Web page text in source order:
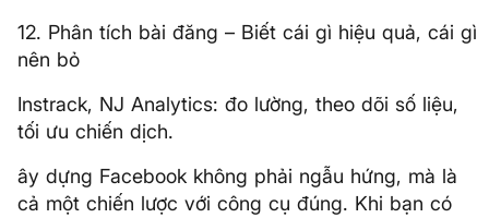
12. Phân tích bài đăng – Biết cái gì hiệu quả, cái gì
nên bỏ
Instrack, NJ Analytics: đo lường, theo dõi số liệu,
tối ưu chiến dịch.
ây dựng Facebook không phải ngẫu hứng, mà là
cả một chiến lược với công cụ đúng. Khi bạn có